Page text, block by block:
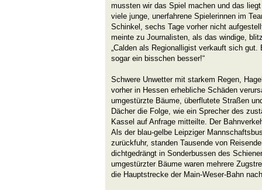
mussten wir das Spiel machen und das
viele junge, unerfahrene Spielerinnen im
Schinkel, sechs Tage vorher nicht
meinte zu Journalisten, als das windige,
„Calden als Regionalligist verkauft sich
sogar ein bisschen besser!“
Schwere Unwetter mit starkem Regen,
vorher in Hessen erhebliche Schäden
umgestürzte Bäume, überflutete Straßen
Dächer die Folge, wie ein Sprecher des
Kassel auf Anfrage mitteilte. Der
Als der blau-gelbe Leipziger
zurückfuhr, standen Tausende von
dichtgedrängt in Sonderbussen des
umgestürzter Bäume waren mehrere
die Hauptstrecke der Main-Weser-Bahn